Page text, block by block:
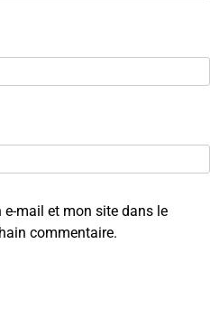
e-mail et mon site dans le
commentaire.